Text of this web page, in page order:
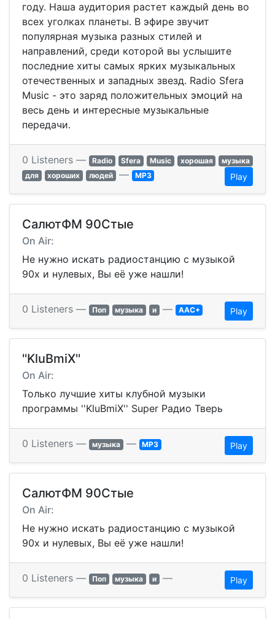
году. Наша аудитория растет каждый день во
всех уголках планеты. В эфире звучит
популярная музыка разных стилей и
направлений, среди которой вы услышите
последние хиты самых ярких музыкальных
отечественных и западных звезд. Radio Sfera
Music - это заряд положительных эмоций на
весь день и интересные музыкальные
передачи.
0 Listeners — Radio Sfera Music хорошая
музыка
для
хороших людей — MP3 Play
СалютФМ 90Стые
On Air:
Не нужно искать радиостанцию с музыкой
90х и нулевых, Вы её уже нашли!
0 Listeners — Поп музыка и — AAC+ Play
''KluBmiX''
On Air:
Только лучшие хиты клубной музыки
программы ''KluBmiX'' Super Радио Тверь
0 Listeners — музыка — MP3 Play
СалютФМ 90Стые
On Air:
Не нужно искать радиостанцию с музыкой
90х и нулевых, Вы её уже нашли!
0 Listeners — Поп музыка и — Play